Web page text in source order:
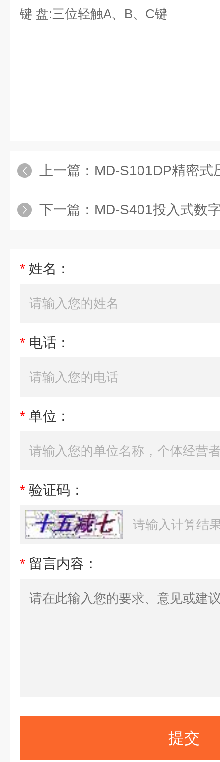
键 盘:三位轻触A、B、C键
上一篇： MD-S101DP精密式
下一篇： MD-S401投入式数
* 姓名：
* 电话：
* 单位：
* 验证码：
* 留言内容：